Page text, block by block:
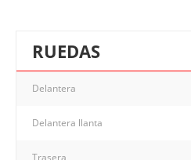
RUEDAS
Delantera
Delantera llanta
Trasera